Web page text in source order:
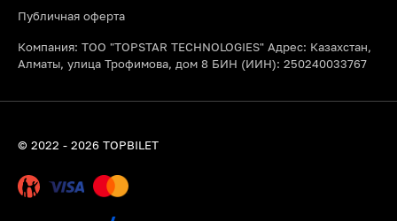
Публичная оферта
Компания: ТОО "TOPSTAR TECHNOLOGIES" Адрес: Казахстан,
Алматы, улица Трофимова, дом 8 БИН (ИИН): 250240033767
© 2022 - 2026 TOPBILET